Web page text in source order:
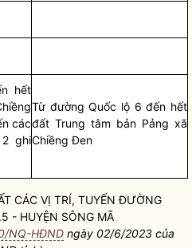
hết
các
ghi
Từ đường Quốc lộ 6 đến hết
đất Trung tâm bản Pảng xã
Chiềng Đen
CÁC VỊ TRÍ, TUYẾN ĐƯỜNG
- HUYỆN SÔNG MÃ
NQ-HĐND ngày 02/6/2023 của